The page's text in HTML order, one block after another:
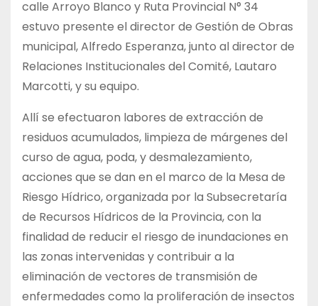
calle Arroyo Blanco y Ruta Provincial N° 34
estuvo presente el director de Gestión de Obras
municipal, Alfredo Esperanza, junto al director de
Relaciones Institucionales del Comité, Lautaro
Marcotti, y su equipo.
Allí se efectuaron labores de extracción de
residuos acumulados, limpieza de márgenes del
curso de agua, poda, y desmalezamiento,
acciones que se dan en el marco de la Mesa de
Riesgo Hídrico, organizada por la Subsecretaría
de Recursos Hídricos de la Provincia, con la
finalidad de reducir el riesgo de inundaciones en
las zonas intervenidas y contribuir a la
eliminación de vectores de transmisión de
enfermedades como la proliferación de insectos